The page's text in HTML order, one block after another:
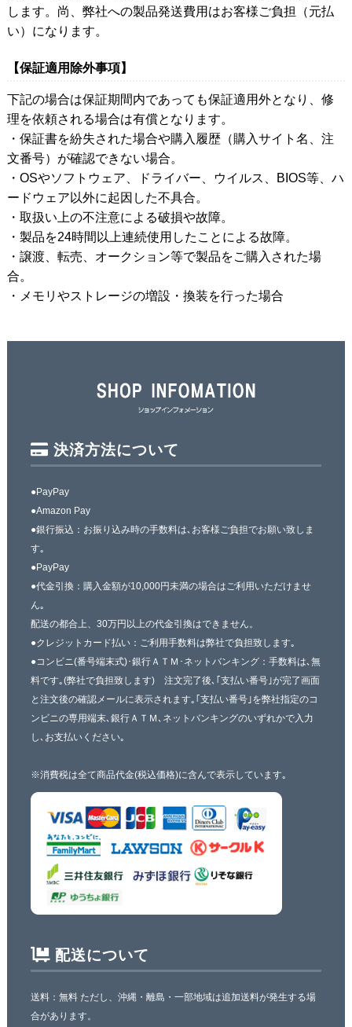
します。尚、弊社への製品発送費用はお客様ご負担（元払
い）になります。
【保証適用除外事項】
下記の場合は保証期間内であっても保証適用外となり、修
理を依頼される場合は有償となります。
・保証書を紛失された場合や購入履歴（購入サイト名、注
文番号）が確認できない場合。
・OSやソフトウェア、ドライバー、ウイルス、BIOS等、ハ
ードウェア以外に起因した不具合。
・取扱い上の不注意による破損や故障。
・製品を24時間以上連続使用したことによる故障。
・譲渡、転売、オークション等で製品をご購入された場
合。
・メモリやストレージの増設・換装を行った場合
決済方法について
●PayPay
●Amazon Pay
●銀行振込：お振り込み時の手数料は､お客様ご負担でお願い致しま
す｡
●PayPay
●代金引換：購入金額が10,000円未満の場合はご利用いただけませ
ん｡
配送の都合上、30万円以上の代金引換はできません。
●クレジットカード払い：ご利用手数料は弊社で負担致します｡
●コンビニ(番号端末式)･銀行ＡＴＭ･ネットバンキング：手数料は､無
料です｡(弊社で負担致します) 注文完了後､｢支払い番号｣が完了画面
と注文後の確認メールに表示されます｡｢支払い番号｣を弊社指定のコ
ンビニの専用端末､銀行ＡＴＭ､ネットバンキングのいずれかで入力
し､お支払いください｡
※消費税は全て商品代金(税込価格)に含んで表示しています｡
配送について
送料：無料 ただし、沖縄・離島・一部地域は追加送料が発生する場
合があります。